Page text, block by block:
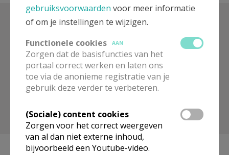
Zoek op trefwoord
Toon meer filters
gebruiksvoorwaarden voor meer informatie
of om je instellingen te wijzigen.
Functionele cookies
AAN
Zorgen dat de basisfuncties van het
portaal correct werken en laten ons
toe via de anonieme registratie van je
gebruik deze verder te verbeteren.
(Sociale) content cookies
Zorgen voor het correct weergeven
van al dan niet externe inhoud,
bijvoorbeeld een Youtube-video.